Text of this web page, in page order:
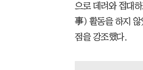
으로 데려와 접대
事) 활동을 하지 않
점을 강조했다.